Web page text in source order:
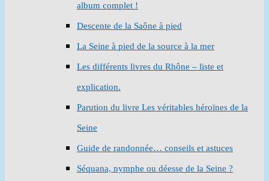
album complet !
Descente de la Saône à pied
La Seine à pied de la source à la mer
Les différents livres du Rhône – liste et
explication.
Parution du livre Les véritables héroïnes de la
Seine
Guide de randonnée… conseils et astuces
Séquana, nymphe ou déesse de la Seine ?